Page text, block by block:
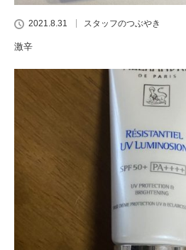
2021.8.31 スタッフのつぶやき
激辛